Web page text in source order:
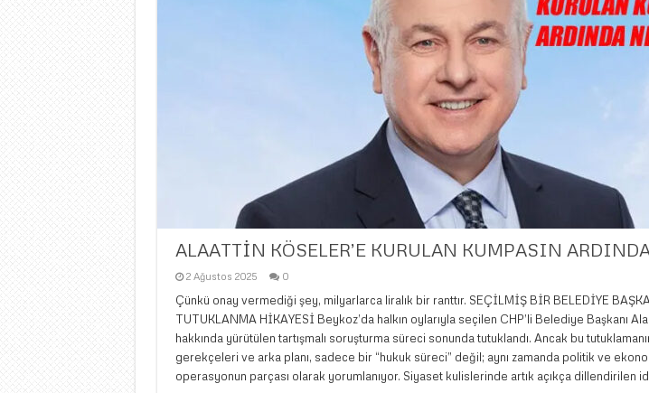
ALAATTİN KÖSELER’E KURULAN KUMPASIN
2 Ağustos 2025 0
Çünkü onay vermediği şey, milyarlarca liralık bir ranttır. SEÇİLMİŞ BİR BELEDİYE
TUTUKLANMA HİKAYESİ Beykoz’da halkın oylarıyla seçilen CHP’li Belediye Başkanı
hakkında yürütülen tartışmalı soruşturma süreci sonunda tutuklandı. Ancak bu
gerekçeleri ve arka planı, sadece bir “hukuk süreci” değil; aynı zamanda politik ve
operasyonun parçası olarak yorumlanıyor. Siyaset kulislerinde artık açıkça dillendirilen